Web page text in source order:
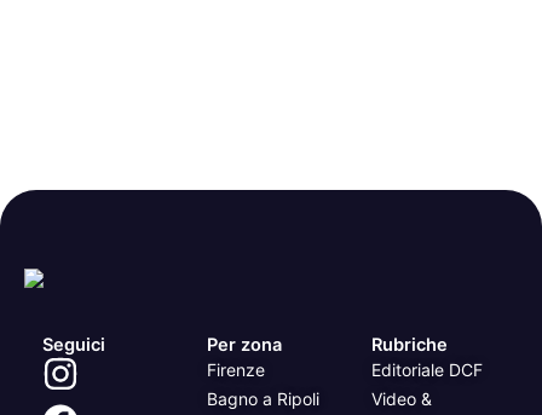
Seguici Per zona
Firenze
Bagno a Ripoli
Rubriche
Editoriale DCF
Video &